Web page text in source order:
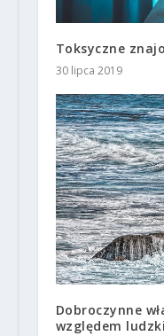
Toksyczne
30 lipca 2019
Dobroczynne
względem